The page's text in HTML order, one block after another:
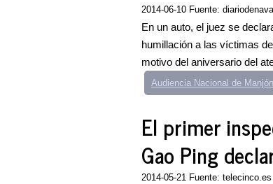
2014-06-10 Fuente:
En un auto, el juez se
humillación a las víctimas
motivo del aniversario del
Audiencia Nacional de Manjón
El primer
Gao Ping
2014-05-21 Fuente: telecinco.es